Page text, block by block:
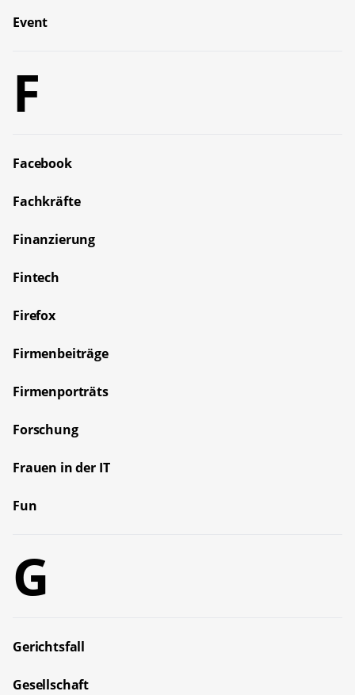
Event
F
Facebook
Fachkräfte
Finanzierung
Fintech
Firefox
Firmenbeiträge
Firmenporträts
Forschung
Frauen in der IT
Fun
G
Gerichtsfall
Gesellschaft